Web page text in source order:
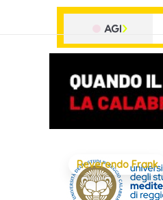
Reverendo Frank